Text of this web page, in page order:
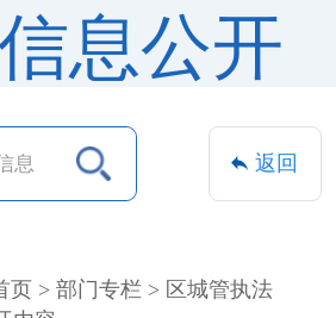
息公开
返回
页> 部门专栏 > 区城管执法